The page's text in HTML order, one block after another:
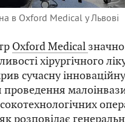
в Oxford Medical у Львові
Oxford Medical значно
хірургічного
сучасну інноваційну
проведення
розповідає